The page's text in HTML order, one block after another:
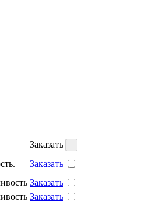
Заказать
Заказать
Заказать
Заказать